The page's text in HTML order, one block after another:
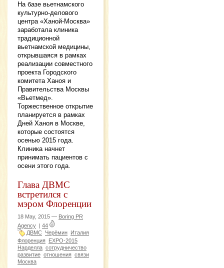
На базе вьетнамского
культурно-делового
центра «Ханой-Москва»
заработала клиника
традиционной
вьетнамской медицины,
открывшаяся в рамках
реализации совместного
проекта Городского
комитета Ханоя и
Правительства Москвы
«Вьетмед».
Торжественное открытие
планируется в рамках
Дней Ханоя в Москве,
которые состоятся
осенью 2015 года.
Клиника начнет
принимать пациентов с
осени этого года.
Глава ДВМС
встретился с
мэром Флоренции
18 May, 2015 — Boring PR
Agency | 44
ДВМС Черёмин Италия
Флоренция EXPO-2015
Нарделла сотрудничество
развитие отношения связи
Москва